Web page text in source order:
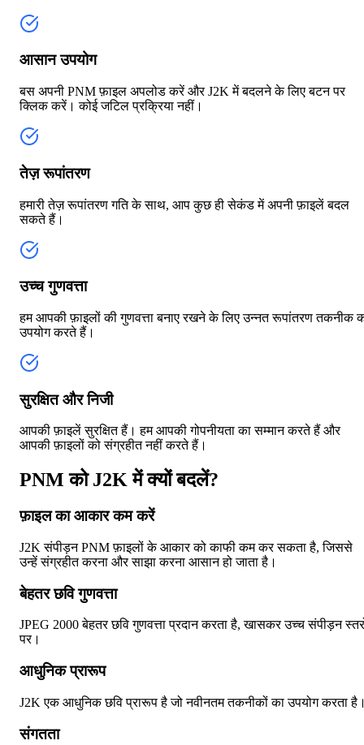
आसान उपयोग
बस अपनी PNM फ़ाइल अपलोड करें और J2K में बदलने के लिए बटन पर
क्लिक करें। कोई जटिल प्रक्रिया नहीं।
तेज़ रूपांतरण
हमारी तेज़ रूपांतरण गति के साथ, आप कुछ ही सेकंड में अपनी फ़ाइलें बदल
सकते हैं।
उच्च गुणवत्ता
हम आपकी फ़ाइलों की गुणवत्ता बनाए रखने के लिए उन्नत रूपांतरण तकनीक
उपयोग करते हैं।
सुरक्षित और निजी
आपकी फ़ाइलें सुरक्षित हैं। हम आपकी गोपनीयता का सम्मान करते हैं और
आपकी फ़ाइलों को संग्रहीत नहीं करते हैं।
PNM को J2K में क्यों बदलें?
फ़ाइल का आकार कम करें
J2K संपीड़न PNM फ़ाइलों के आकार को काफी कम कर सकता है, जिससे
उन्हें संग्रहीत करना और साझा करना आसान हो जाता है।
बेहतर छवि गुणवत्ता
JPEG 2000 बेहतर छवि गुणवत्ता प्रदान करता है, खासकर उच्च संपीड़न
पर।
आधुनिक प्रारूप
J2K एक आधुनिक छवि प्रारूप है जो नवीनतम तकनीकों का उपयोग करता
संगतता